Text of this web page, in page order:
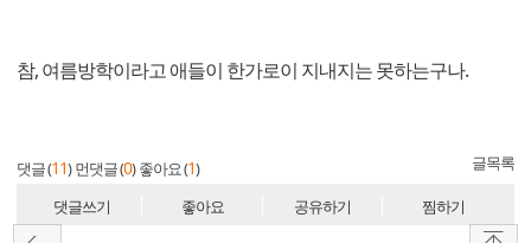
참, 여름방학이라고 애들이 한가로이 지내지는 못하는구나.
댓글 (11) 먼댓글 (0) 좋아요 (1) 글목록
댓글쓰기 좋아요 공유하기 찜하기